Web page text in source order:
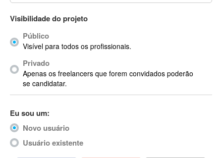
ACID Pro
ACPI
Acrobat
Acrobat X
Acronis
ACT
Actimize
ActionScript
ActionScript 3
Visibilidade do projeto
Público
Visível para todos os profissionais.
Privado
Apenas os freelancers que forem convidados poderão
se candidatar.
Eu sou um:
Novo usuário
Usuário existente